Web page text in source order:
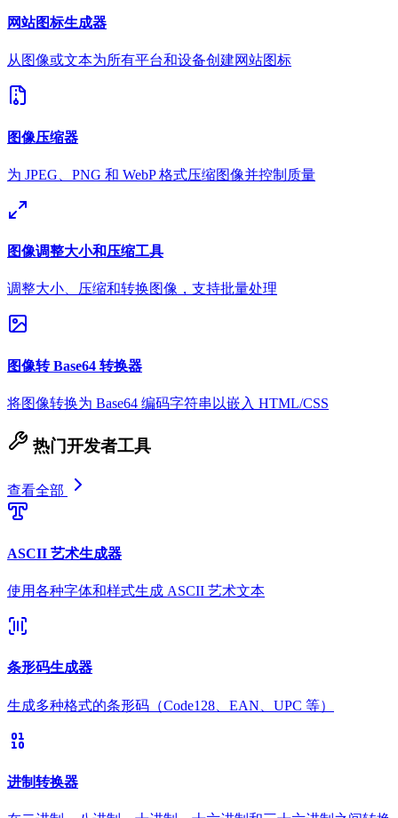
网站图标生成器
从图像或文本为所有平台和设备创建网站图标
图像压缩器
为 JPEG、PNG 和 WebP 格式压缩图像并控制质量
图像调整大小和压缩工具
调整大小、压缩和转换图像，支持批量处理
图像转 Base64 转换器
将图像转换为 Base64 编码字符串以嵌入 HTML/CSS
热门开发者工具
查看全部
ASCII 艺术生成器
使用各种字体和样式生成 ASCII 艺术文本
条形码生成器
生成多种格式的条形码（Code128、EAN、UPC 等）
进制转换器